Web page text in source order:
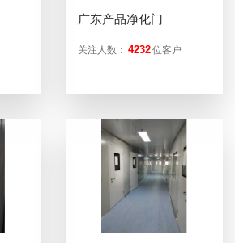
广东产品净化门
关注人数： 4232位客户